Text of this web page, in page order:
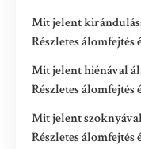
Mit jelent
Részletes álomfejtés
Mit jelent hiénával
Részletes álomfejtés
Mit jelent
Részletes álomfejtés